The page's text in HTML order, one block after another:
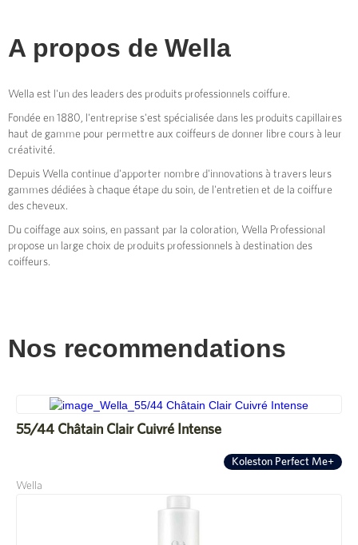
A propos de Wella
Wella est l'un des leaders des produits professionnels coiffure.
Fondée en 1880, l'entreprise s'est spécialisée dans les produits capillaires
haut de gamme pour permettre aux coiffeurs de donner libre cours à leur
créativité.
Depuis Wella continue d'apporter nombre d'innovations à travers leurs
gammes dédiées à chaque étape du soin, de l'entretien et de la coiffure
des cheveux.
Du coiffage aux soins, en passant par la coloration, Wella Professional
propose un large choix de produits professionnels à destination des
coiffeurs.
Nos recommendations
55/44 Châtain Clair Cuivré Intense
Koleston Perfect Me+
Wella